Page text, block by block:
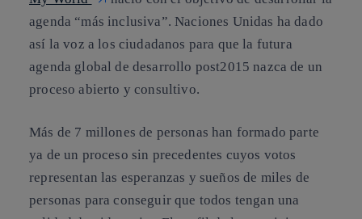
agenda “más inclusiva”. Naciones Unidas ha dado
así la voz a los ciudadanos para que la futura
agenda global de desarrollo post2015 nazca de un
proceso abierto y consultivo.
Más de 7 millones de personas han formado parte
ya de un proceso sin precedentes cuyos votos
representan las esperanzas y sueños de miles de
personas para conseguir que todos tengan una